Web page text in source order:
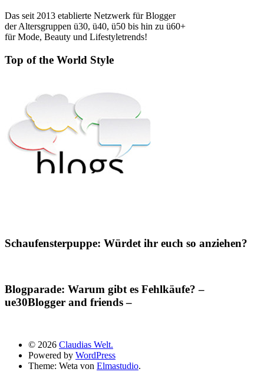
Das seit 2013 etablierte Netzwerk für Blogger
der Altersgruppen ü30, ü40, ü50 bis hin zu ü60+
für Mode, Beauty und Lifestyletrends!
Top of the World Style
Schaufensterpuppe: Würdet ihr euch so anziehen?
Blogparade: Warum gibt es Fehlkäufe? –
ue30Blogger and friends –
© 2026 Claudias Welt.
Powered by WordPress
Theme: Weta von Elmastudio.